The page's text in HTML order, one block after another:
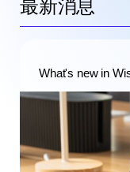
最新消息
What's new in